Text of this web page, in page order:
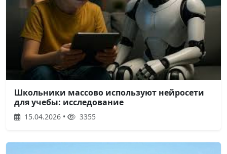
Школьники массово используют нейросети
для учебы: исследование
15.04.2026 • 3355